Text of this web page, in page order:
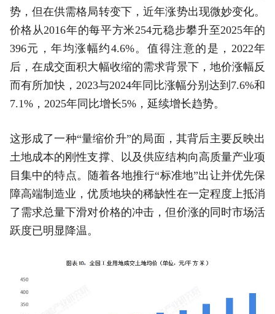
势，但在供需格局转变下，近年涨势出现微妙变化。
价格从2016年的每平方米254元稳步攀升至2025年的
396元，年均涨幅约4.6%。值得注意的是，2022年
后，在成交面积大幅收缩的需求背景下，地价涨幅反
而有所加快，2023与2024年同比涨幅分别达到7.6%和
7.1%，2025年同比增长5%，延续增长趋势。
这形成了一种“量缩价升”的局面，其背后主要反映出
土地成本的刚性支撑、以及供应结构向高质量产业项
目集中的特点。随着各地推行“标准地”出让并优先保
障高端制造业，优质地块的稀缺性在一定程度上抵消
了需求总量下滑对价格的冲击，但价涨的同时市场活
跃度已明显降温。